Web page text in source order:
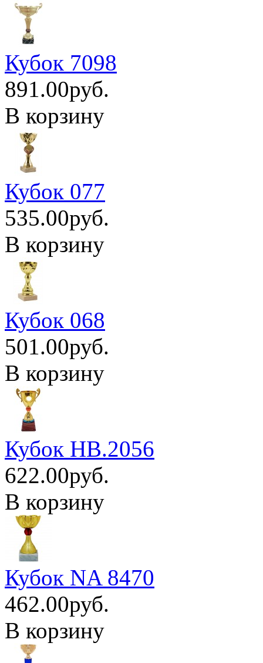
Кубок 7098
891.00руб.
В корзину
Кубок 077
535.00руб.
В корзину
Кубок 068
501.00руб.
В корзину
Кубок HB.2056
622.00руб.
В корзину
Кубок NA 8470
462.00руб.
В корзину